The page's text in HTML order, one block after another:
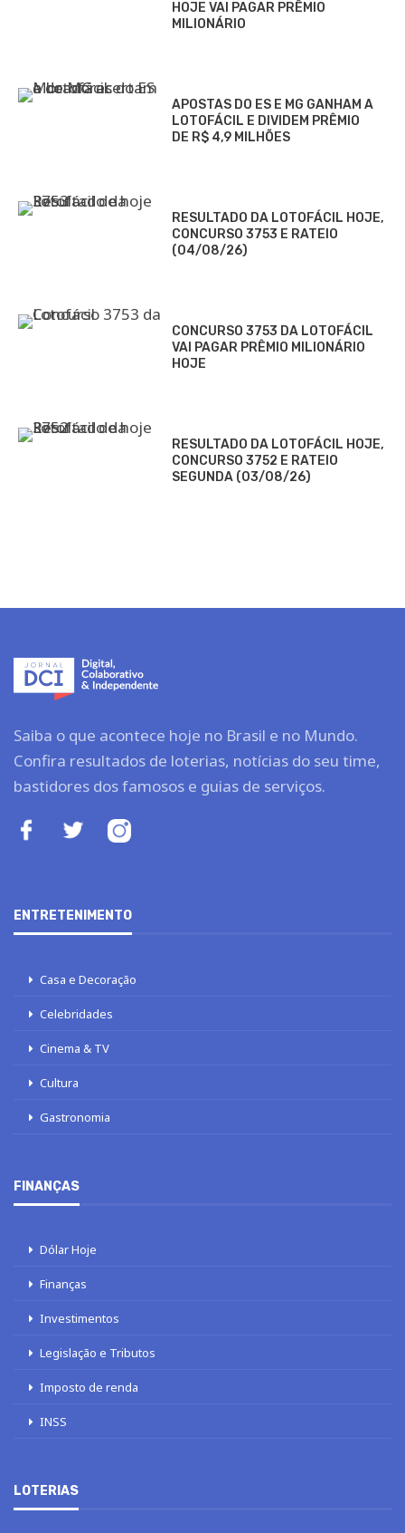
HOJE VAI PAGAR PRÊMIO
MILIONÁRIO
APOSTAS DO ES E MG GANHAM A
LOTOFÁCIL E DIVIDEM PRÊMIO
DE R$ 4,9 MILHÕES
RESULTADO DA LOTOFÁCIL HOJE,
CONCURSO 3753 E RATEIO
(04/08/26)
CONCURSO 3753 DA LOTOFÁCIL
VAI PAGAR PRÊMIO MILIONÁRIO
HOJE
RESULTADO DA LOTOFÁCIL HOJE,
CONCURSO 3752 E RATEIO
SEGUNDA (03/08/26)
Saiba o que acontece hoje no Brasil e no Mundo.
Confira resultados de loterias, notícias do seu time,
bastidores dos famosos e guias de serviços.
ENTRETENIMENTO
Casa e Decoração
Celebridades
Cinema & TV
Cultura
Gastronomia
FINANÇAS
Dólar Hoje
Finanças
Investimentos
Legislação e Tributos
Imposto de renda
INSS
LOTERIAS